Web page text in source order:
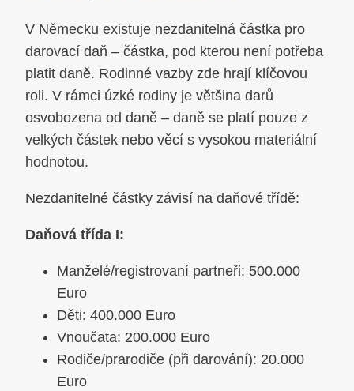
V Německu existuje nezdanitelná částka pro
darovací daň – částka, pod kterou není potřeba
platit daně. Rodinné vazby zde hrají klíčovou
roli. V rámci úzké rodiny je většina darů
osvobozena od daně – daně se platí pouze z
velkých částek nebo věcí s vysokou materiální
hodnotou.
Nezdanitelné částky závisí na daňové třídě:
Daňová třída I:
Manželé/registrovaní partneři: 500.000
Euro
Děti: 400.000 Euro
Vnoučata: 200.000 Euro
Rodiče/prarodiče (při darování): 20.000
Euro